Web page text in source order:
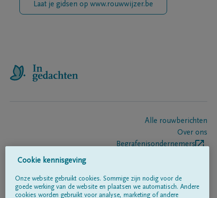
Laat je gidsen op www.rouwwijzer.be
Alle rouwberichten
Over ons
Begrafenisondernemers
Volg ons op
Cookie kennisgeving
Onze website gebruikt cookies. Sommige zijn nodig voor de
goede werking van de website en plaatsen we automatisch. Andere
cookies worden gebruikt voor analyse, marketing of andere